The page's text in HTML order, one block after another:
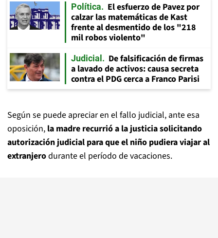
Política
El esfuerzo de Pavez por
calzar las matemáticas de Kast
frente al desmentido de los "218
mil robos violento"
Judicial
De falsificación de firmas
a lavado de activos: causa secreta
contra el PDG cerca a Franco Parisi
Según se puede apreciar en el fallo judicial, ante esa
oposición, la madre recurrió a la justicia solicitando
autorización judicial para que el niño pudiera viajar al
extranjerodurante el período de vacaciones.